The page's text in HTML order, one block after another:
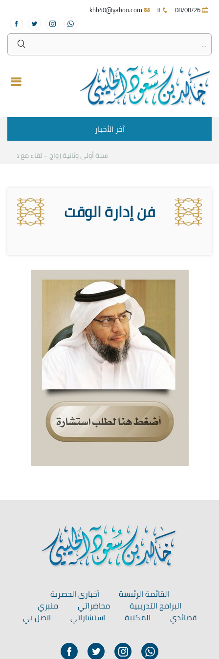
#
آخر الأخبار
سنة أولى وثانية زواج – لقاء مع د.خالد
فن إدارة الوقت
القائمة الرئيسة
أخباري الحصرية
البرامج التدريبية
محاضراتي
منبري
قصائدي
المكتبة استشاراتي اتصل بي